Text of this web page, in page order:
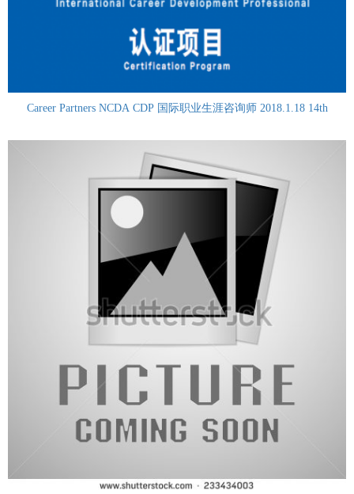
Career Partners NCDA CDP 国际职业生涯咨询师 2018.1.18 14th